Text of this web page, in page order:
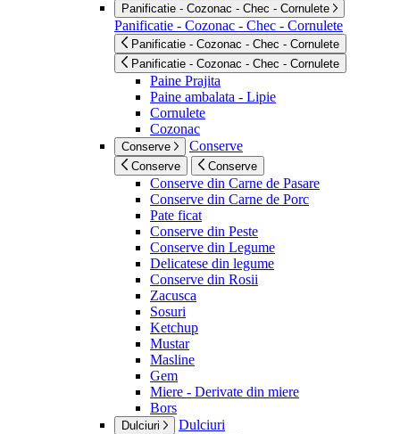
Panificatie - Cozonac - Chec - Cornulete
Panificatie - Cozonac - Chec - Cornulete
Panificatie - Cozonac - Chec - Cornulete
Panificatie - Cozonac - Chec - Cornulete
Paine Prajita
Paine ambalata - Lipie
Cornulete
Cozonac
Conserve Conserve
Conserve Conserve
Conserve din Carne de Pasare
Conserve din Carne de Porc
Pate ficat
Conserve din Peste
Conserve din Legume
Delicatese din legume
Conserve din Rosii
Zacusca
Sosuri
Ketchup
Mustar
Masline
Gem
Miere - Derivate din miere
Bors
Dulciuri Dulciuri